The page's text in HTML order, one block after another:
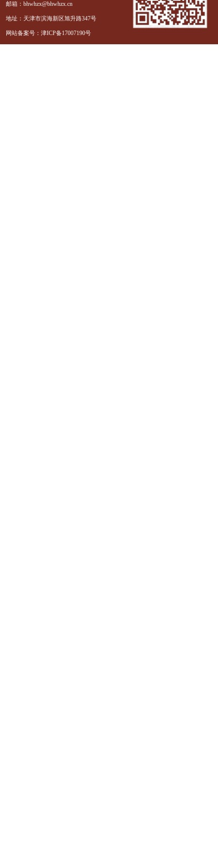
邮箱：bhwhzx@bhwhzx.cn
地址：天津市滨海新区旭升路347号
网站备案号： 津ICP备17007190号